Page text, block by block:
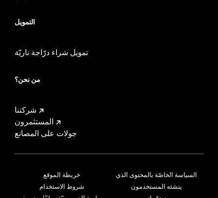
التمويل
تمويل شراء درّاجة ناريّة
من نحن؟
شركتنا
المستثمرون
جولات على المصانع
خريطة الموقع
شروط الاستخدام
السياسة الخاصّة بالمحتوى الذي
ينشئه المستخدمون